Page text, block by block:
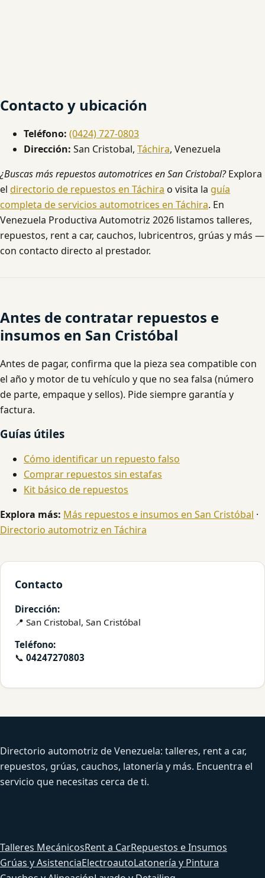
Contacto y ubicación
Teléfono: (0424) 727-0803
Dirección: San Cristobal, Táchira, Venezuela
¿Buscas más repuestos automotrices en San Cristobal?Explora
el directorio de repuestos en Táchira o visita la guía
completa de servicios automotrices en Táchira. En
Venezuela Productiva Automotriz 2026 listamos talleres,
repuestos, rent a car, cauchos, lubricentros, grúas y más —
con contacto directo al prestador.
Antes de contratar repuestos e
insumos en San Cristóbal
Antes de pagar, confirma que la pieza sea compatible con
el año y motor de tu vehículo y que no sea falsa (número
de parte, empaque y sellos). Pide siempre garantía y
factura.
Guías útiles
Cómo identificar un repuesto falso
Comprar repuestos sin estafas
Kit básico de repuestos
Explora más: Más repuestos e insumos en San Cristóbal ·
Directorio automotriz en Táchira
Contacto
Dirección:
📍 San Cristobal, San Cristóbal
Teléfono:
📞 04247270803
Directorio automotriz de Venezuela: talleres, rent a car,
repuestos, grúas, cauchos, latonería y más. Encuentra el
servicio que necesitas cerca de ti.
Talleres MecánicosRent a CarRepuestos e Insumos
Grúas y AsistenciaElectroautoLatonería y Pintura